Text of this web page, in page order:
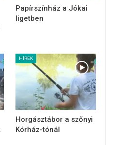
Papírszínház a Jókai
ligetben
HÍREK
Horgásztábor a szőnyi
Kórház-tónál